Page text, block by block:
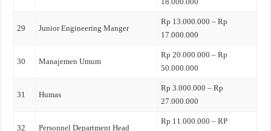
29 Junior Engineering Manger
Rp 13.000.000 – Rp
17.000.000
30 Manajemen Umum
Rp 20.000.000 – Rp
50.000.000
31 Humas
Rp 3.000.000 – Rp
27.000.000
32 Personnel Department Head
Rp 11.000.000 – RP